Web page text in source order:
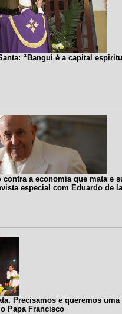
“Bangui é a capital
a economia que mata e
especial com Eduardo de
Precisamos e queremos uma
Papa Francisco